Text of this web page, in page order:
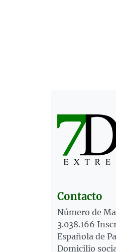
Contacto
Número de
3.038.166
Española de
Domicilio